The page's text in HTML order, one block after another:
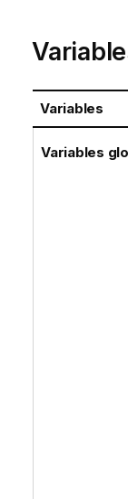
Variables
Variables